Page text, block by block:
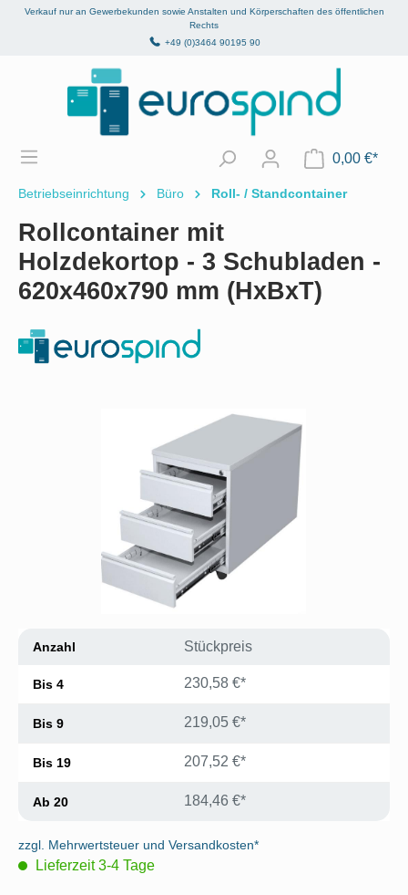
springen
Verkauf nur an Gewerbekunden sowie Anstalten und Körperschaften des öffentlichen
Rechts
+49 (0)3464 90195 90
0,00 €*
Betriebseinrichtung Büro Roll- / Standcontainer
Rollcontainer mit
Holzdekortop - 3 Schubladen -
620x460x790 mm (HxBxT)
Anzahl Stückpreis
Bis 4 230,58 €*
Bis 9 219,05 €*
Bis 19 207,52 €*
Ab 20 184,46 €*
zzgl. Mehrwertsteuer und Versandkosten*
Lieferzeit 3-4 Tage